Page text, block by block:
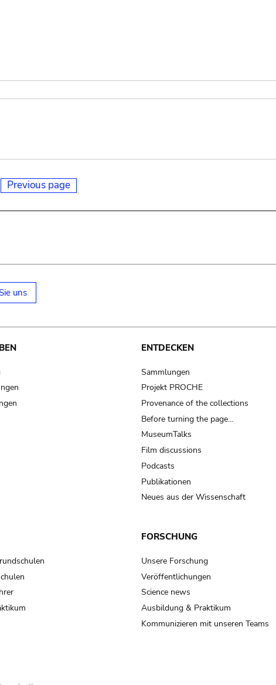
Previous page
uns
ENTDECKEN
Sammlungen
Projekt PROCHE
Provenance of the collections
Before turning the page…
MuseumTalks
Film discussions
Podcasts
Publikationen
Neues aus der Wissenschaft
FORSCHUNG
Unsere Forschung
Veröffentlichungen
Science news
Ausbildung & Praktikum
Kommunizieren mit unseren Teams